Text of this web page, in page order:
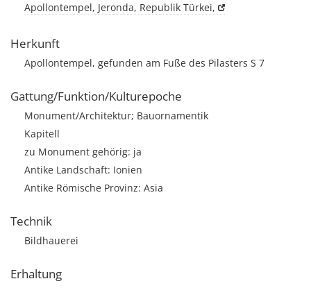
Apollontempel, Jeronda, Republik Türkei,
Herkunft
Apollontempel, gefunden am Fuße des Pilasters S 7
Gattung/Funktion/Kulturepoche
Monument/Architektur; Bauornamentik
Kapitell
zu Monument gehörig: ja
Antike Landschaft: Ionien
Antike Römische Provinz: Asia
Technik
Bildhauerei
Erhaltung